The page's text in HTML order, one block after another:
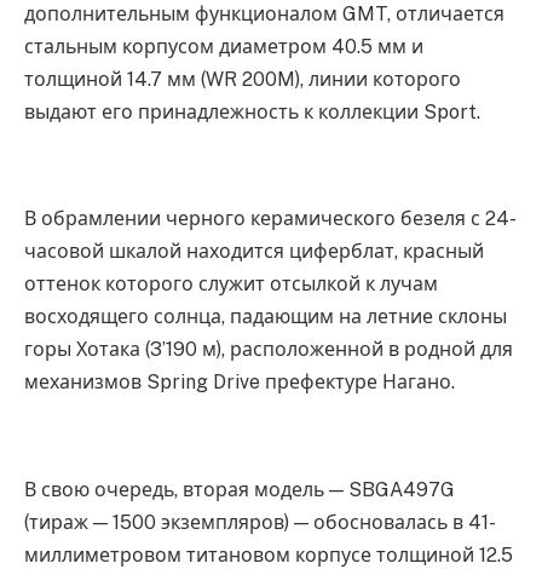
дополнительным функционалом GMT, отличается
стальным корпусом диаметром 40.5 мм и
толщиной 14.7 мм (WR 200M), линии которого
выдают его принадлежность к коллекции Sport.
В обрамлении черного керамического безеля с 24-
часовой шкалой находится циферблат, красный
оттенок которого служит отсылкой к лучам
восходящего солнца, падающим на летние склоны
горы Хотака (3’190 м), расположенной в родной для
механизмов Spring Drive префектуре Нагано.
В свою очередь, вторая модель — SBGA497G
(тираж — 1500 экземпляров) — обосновалась в 41-
миллиметровом титановом корпусе толщиной 12.5